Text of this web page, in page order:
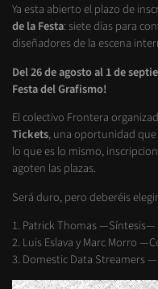
Ya esta abierto el plazo de
de la Festa: siete días para
diseñadores de la escena
Del 26 de agosto al 1 de
Festa del Grafismo!
El colectivo Frontera
Tickets, una oportunidad
lo que es lo mismo,
agoten las plazas.
Será duro, pero deberéis
1. Patrick Thomas —Síntesis—
2. Luis Eslava y Marc Morro
3. Domestic Data Streamers